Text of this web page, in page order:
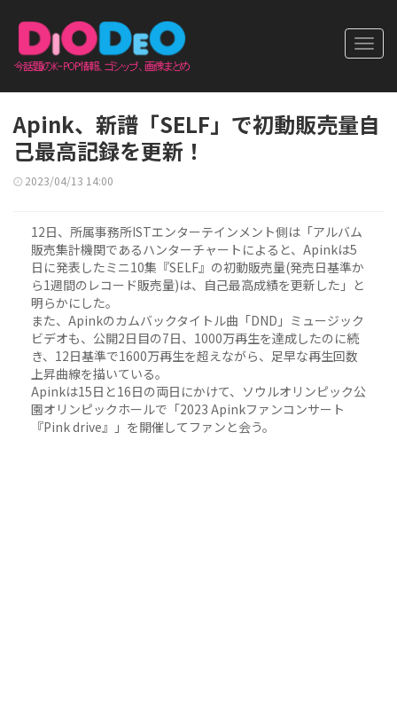
Apink、新譜「SELF」で初動販売量自
己最高記録を更新！
2023/04/13 14:00
12日、所属事務所ISTエンターテインメント側は「アルバム
販売集計機関であるハンターチャートによると、Apinkは5
日に発表したミニ10集『SELF』の初動販売量(発売日基準か
ら1週間のレコード販売量)は、自己最高成績を更新した」と
明らかにした。
また、Apinkのカムバックタイトル曲「DND」ミュージック
ビデオも、公開2日目の7日、1000万再生を達成したのに続
き、12日基準で1600万再生を超えながら、足早な再生回数
上昇曲線を描いている。
Apinkは15日と16日の両日にかけて、ソウルオリンピック公
園オリンピックホールで「2023 Apinkファンコンサート
『Pink drive』」を開催してファンと会う。